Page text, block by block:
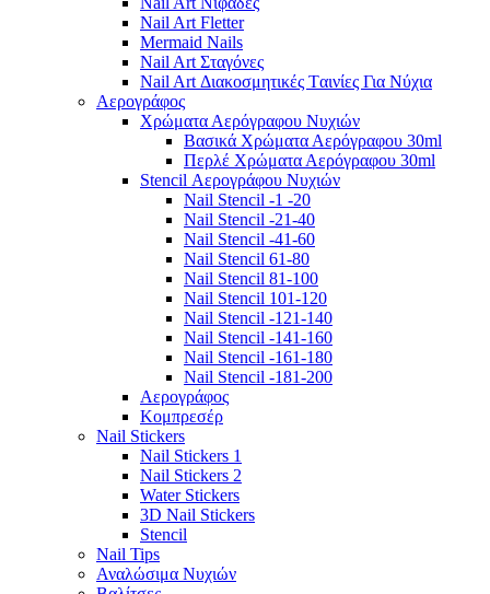
Nail Art Fletter
Mermaid Nails
Nail Art Σταγόνες
Nail Art Διακοσμητικές Tαινίες Για Νύχια
Αερογράφος
Χρώματα Αερόγραφου Νυχιών
Βασικά Χρώματα Αερόγραφου 30ml
Περλέ Χρώματα Αερόγραφου 30ml
Stencil Αερογράφου Νυχιών
Nail Stencil -1 -20
Nail Stencil -21-40
Nail Stencil -41-60
Nail Stencil 61-80
Nail Stencil 81-100
Nail Stencil 101-120
Nail Stencil -121-140
Nail Stencil -141-160
Nail Stencil -161-180
Nail Stencil -181-200
Αερογράφoς
Κομπρεσέρ
Nail Stickers
Nail Stickers 1
Nail Stickers 2
Water Stickers
3D Nail Stickers
Stencil
Nail Tips
Αναλώσιμα Νυχιών